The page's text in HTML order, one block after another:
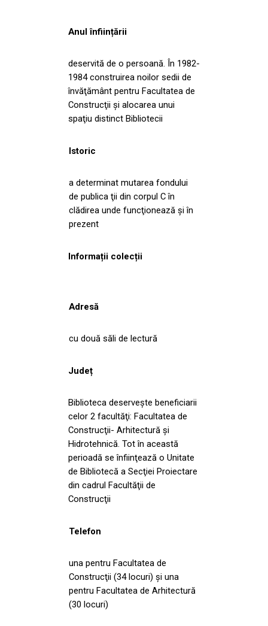
Anul înființării
deservită de o persoană. În 1982-
1984 construirea noilor sedii de
învăţământ pentru Facultatea de
Construcţii şi alocarea unui
spaţiu distinct Bibliotecii
Istoric
a determinat mutarea fondului
de publica ţii din corpul C în
clădirea unde funcţionează şi în
prezent
Informații colecții
Adresă
cu două săli de lectură
Județ
Biblioteca deserveşte beneficiarii
celor 2 facultăţi: Facultatea de
Construcţii- Arhitectură şi
Hidrotehnică. Tot în această
perioadă se înfiinţează o Unitate
de Bibliotecă a Secţiei Proiectare
din cadrul Facultăţii de
Construcţii
Telefon
una pentru Facultatea de
Construcţii (34 locuri) şi una
pentru Facultatea de Arhitectură
(30 locuri)